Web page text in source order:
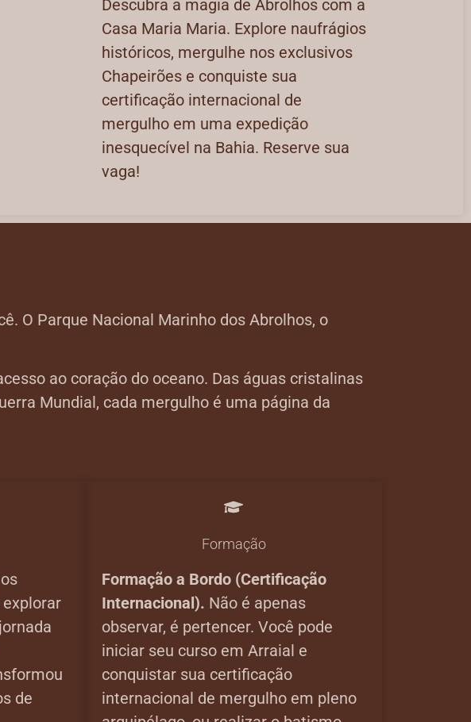
Descubra a magia de Abrolhos com a
Casa Maria Maria. Explore naufrágios
históricos, mergulhe nos exclusivos
Chapeirões e conquiste sua
certificação internacional de
mergulho em uma expedição
inesquecível na Bahia. Reserve sua
vaga!
O Parque Nacional Marinho dos Abrolhos, o
ao coração do oceano. Das águas cristalinas
Mundial, cada mergulho é uma página da
de
Formação
Formação a Bordo (Certificação
Internacional). Não é apenas
observar, é pertencer. Você pode
iniciar seu curso em Arraial e
conquistar sua certificação
internacional de mergulho em pleno